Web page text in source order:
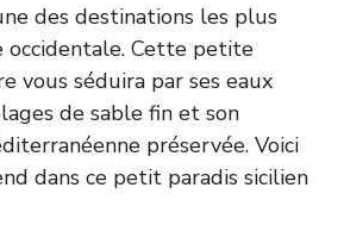
des destinations les plus
occidentale. Cette petite
vous séduira par ses eaux
de sable fin et son
préservée. Voici
dans ce petit paradis sicilien